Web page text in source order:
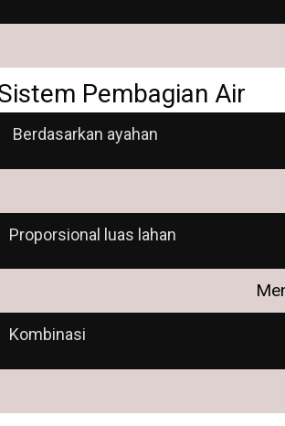
Pembagian Air
Berdasarkan ayahan
Proporsional luas lahan
Kombinasi